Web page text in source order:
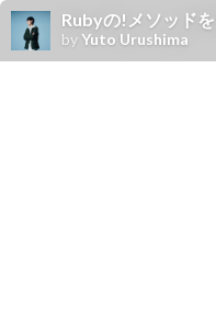
Rubyの!メソッド
byYuto Urushima